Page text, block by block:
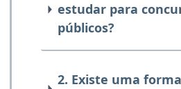
estudar para
públicos?
2. Existe uma